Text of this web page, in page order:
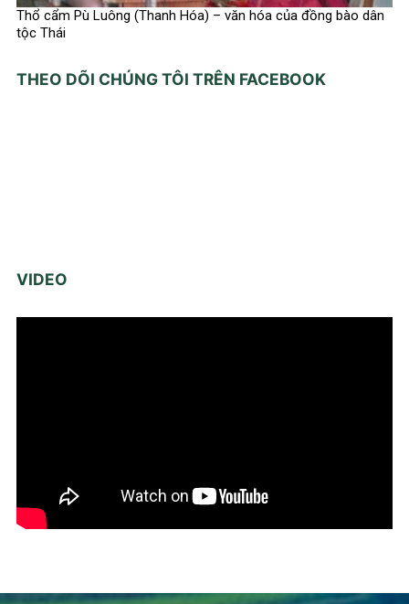
Thổ cẩm Pù Luông (Thanh Hóa) – văn hóa của đồng bào dân
tộc Thái
THEO DÕI CHÚNG TÔI TRÊN FACEBOOK
VIDEO